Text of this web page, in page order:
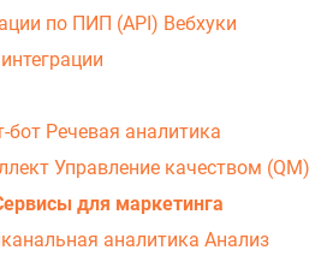
по ПИП (API) Вебхуки
бот Речевая аналитика
Управление качеством (QM)
для маркетинга
аналитика Анализ